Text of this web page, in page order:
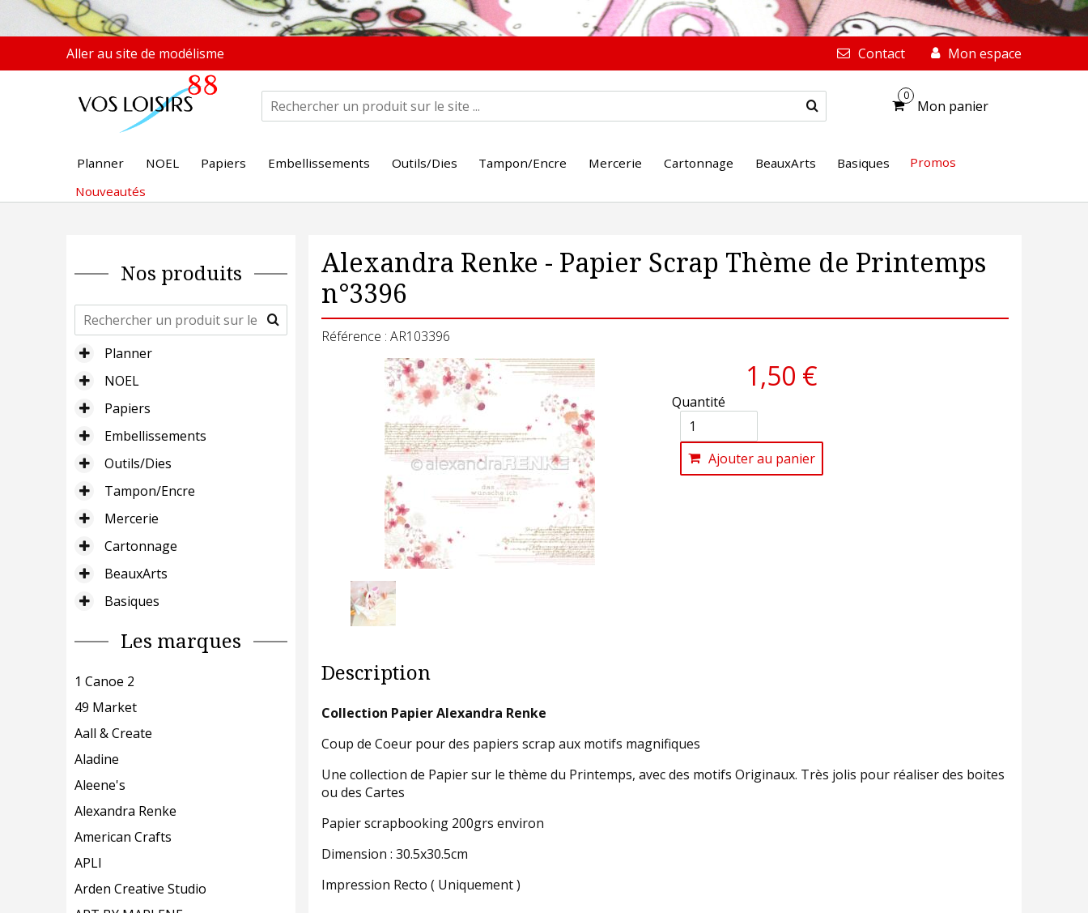
Aller au site de modélisme Contact Mon espace
0
Mon panier
Planner NOEL Papiers Embellissements Outils/Dies Tampon/Encre Mercerie Cartonnage BeauxArts Basiques
Promos
Nouveautés
Nos produits
Planner
NOEL
Papiers
Embellissements
Outils/Dies
Tampon/Encre
Mercerie
Cartonnage
BeauxArts
Basiques
Les marques
1 Canoe 2
49 Market
Aall & Create
Aladine
Aleene's
Alexandra Renke
American Crafts
APLI
Arden Creative Studio
Alexandra Renke - Papier Scrap Thème de Printemps
n°3396
Référence : AR103396
1,50 €
Quantité
Ajouter au panier
Description
Collection Papier Alexandra Renke
Coup de Coeur pour des papiers scrap aux motifs magnifiques
Une collection de Papier sur le thème du Printemps, avec des motifs Originaux. Très jolis pour réaliser des boites
ou des Cartes
Papier scrapbooking 200grs environ
Dimension : 30.5x30.5cm
Impression Recto ( Uniquement )